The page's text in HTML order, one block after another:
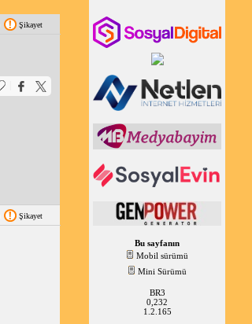
Şikayet
Şikayet
Bu sayfanın
Mobil sürümü
Mini Sürümü
BR3
0,232
1.2.165